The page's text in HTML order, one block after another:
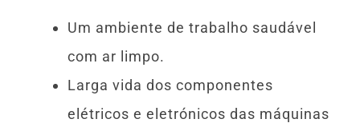
Um ambiente de trabalho saudável
com ar limpo.
Larga vida dos componentes
elétricos e eletrónicos das máquinas